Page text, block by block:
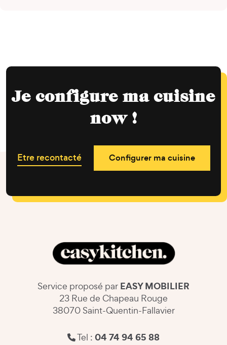
Je configure ma cuisine
now !
Etre recontacté Configurer ma cuisine
Service proposé par EASY MOBILIER
23 Rue de Chapeau Rouge
38070 Saint-Quentin-Fallavier
Tel : 04 74 94 65 88